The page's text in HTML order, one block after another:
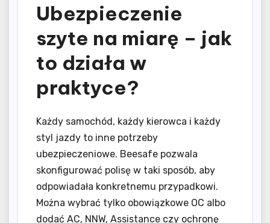
Ubezpieczenie
szyte na miarę – jak
to działa w
praktyce?
Każdy samochód, każdy kierowca i każdy
styl jazdy to inne potrzeby
ubezpieczeniowe. Beesafe pozwala
skonfigurować polisę w taki sposób, aby
odpowiadała konkretnemu przypadkowi.
Można wybrać tylko obowiązkowe OC albo
dodać AC, NNW, Assistance czy ochronę